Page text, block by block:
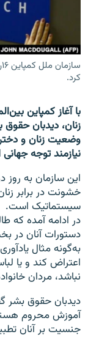
صفحه پشتو
Azadi English
همۀ سایت‌های
کرد.
زنان، دیدبان
وضعیت زنان و
نیازمند توجه
خشونت در برابر
سیستماتیک است.
در ادامه آمده که
دستورات آنان در
به‌گونه مثال
اعتراض کند و یا
نباشد، مردان
دیدبان حقوق بشر
آموزش محروم
جنسیت بر آنان